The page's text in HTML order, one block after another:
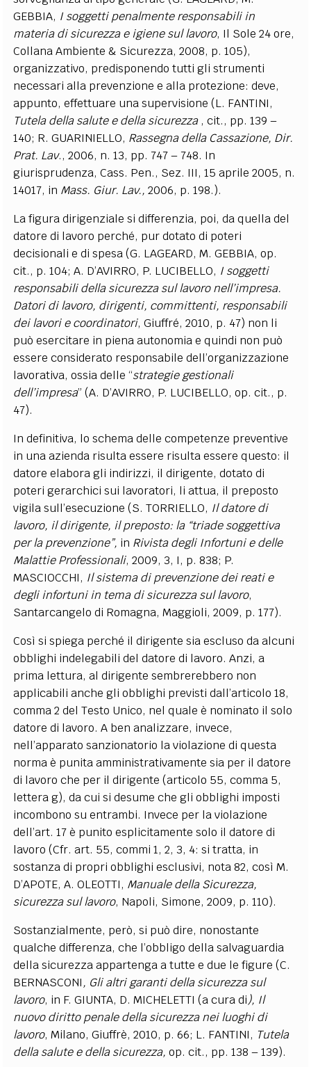
GEBBIA, I soggetti penalmente responsabili in
materia di sicurezza e igiene sul lavoro, Il Sole 24 ore,
Collana Ambiente & Sicurezza, 2008, p. 105),
organizzativo, predisponendo tutti gli strumenti
necessari alla prevenzione e alla protezione: deve,
appunto, effettuare una supervisione (L. FANTINI,
Tutela della salute e della sicurezza, cit., pp. 139 –
140; R. GUARINIELLO, Rassegna della Cassazione, Dir.
Prat. Lav., 2006, n. 13, pp. 747 – 748. In
giurisprudenza, Cass. Pen., Sez. III, 15 aprile 2005, n.
14017, in Mass. Giur. Lav., 2006, p. 198.).
La figura dirigenziale si differenzia, poi, da quella del
datore di lavoro perché, pur dotato di poteri
decisionali e di spesa (G. LAGEARD, M. GEBBIA, op.
cit., p. 104; A. D’AVIRRO, P. LUCIBELLO, I soggetti
responsabili della sicurezza sul lavoro nell’impresa.
Datori di lavoro, dirigenti, committenti, responsabili
dei lavori e coordinatori, Giuffré, 2010, p. 47) non li
può esercitare in piena autonomia e quindi non può
essere considerato responsabile dell’organizzazione
lavorativa, ossia delle “strategie gestionali
dell’impresa” (A. D’AVIRRO, P. LUCIBELLO, op. cit., p.
47).
In definitiva, lo schema delle competenze preventive
in una azienda risulta essere risulta essere questo: il
datore elabora gli indirizzi, il dirigente, dotato di
poteri gerarchici sui lavoratori, li attua, il preposto
vigila sull’esecuzione (S. TORRIELLO, Il datore di
lavoro, il dirigente, il preposto: la “triade soggettiva
per la prevenzione”, in Rivista degli Infortuni e delle
Malattie Professionali, 2009, 3, I, p. 838; P.
MASCIOCCHI, Il sistema di prevenzione dei reati e
degli infortuni in tema di sicurezza sul lavoro,
Santarcangelo di Romagna, Maggioli, 2009, p. 177).
Così si spiega perché il dirigente sia escluso da alcuni
obblighi indelegabili del datore di lavoro. Anzi, a
prima lettura, al dirigente sembrerebbero non
applicabili anche gli obblighi previsti dall’articolo 18,
comma 2 del Testo Unico, nel quale è nominato il solo
datore di lavoro. A ben analizzare, invece,
nell’apparato sanzionatorio la violazione di questa
norma è punita amministrativamente sia per il datore
di lavoro che per il dirigente (articolo 55, comma 5,
lettera g), da cui si desume che gli obblighi imposti
incombono su entrambi. Invece per la violazione
dell’art. 17 è punito esplicitamente solo il datore di
lavoro (Cfr. art. 55, commi 1, 2, 3, 4: si tratta, in
sostanza di propri obblighi esclusivi, nota 82, così M.
D’APOTE, A. OLEOTTI, Manuale della Sicurezza,
sicurezza sul lavoro, Napoli, Simone, 2009, p. 110).
Sostanzialmente, però, si può dire, nonostante
qualche differenza, che l’obbligo della salvaguardia
della sicurezza appartenga a tutte e due le figure (C.
BERNASCONI, Gli altri garanti della sicurezza sul
lavoro, in F. GIUNTA, D. MICHELETTI (a cura di), Il
nuovo diritto penale della sicurezza nei luoghi di
lavoro, Milano, Giuffrè, 2010, p. 66; L. FANTINI, Tutela
della salute e della sicurezza, op. cit., pp. 138 – 139).